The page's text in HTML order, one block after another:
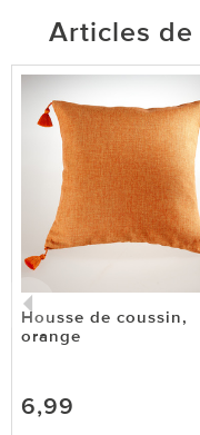
sherpa chiné
0 sur 0 ont trouvé
utile
Très belle
Articles de
Housse de coussin,
orange
6,99